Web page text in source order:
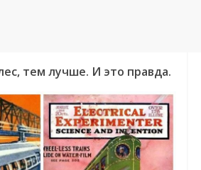
тем лучше. И это правда.